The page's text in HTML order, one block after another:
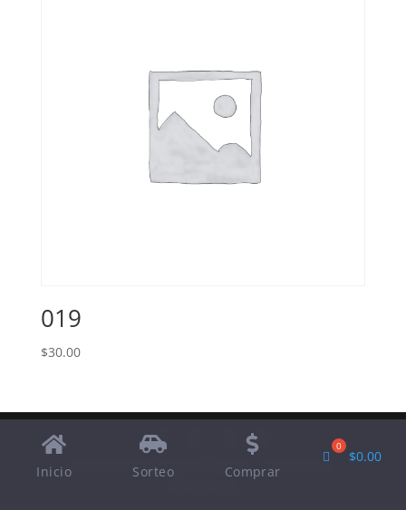
019
$30.00
Designed byElegant Themes| Powered by
Inicio Sorteo Comprar
$0.00